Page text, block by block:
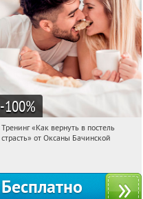
-100%
09:02:53 Получили:
Тренинг «Как вернуть в постель
страсть» от Оксаны Бачинской
Бесплатно